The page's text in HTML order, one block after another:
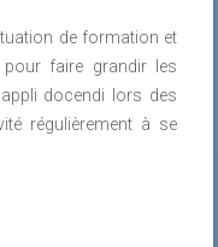
de formation et
faire grandir les
docendi lors des
régulièrement à se